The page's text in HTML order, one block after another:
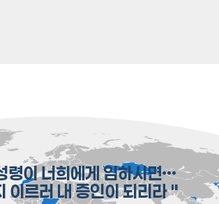
령이 너희에게 임하시면…
이르러 내 증인이 되리라 "